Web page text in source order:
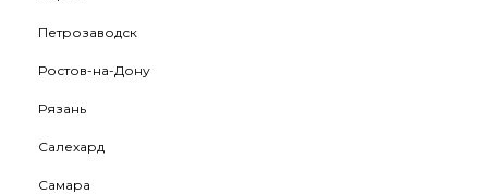
Петрозаводск
Ростов-на-Дону
Рязань
Салехард
Самара